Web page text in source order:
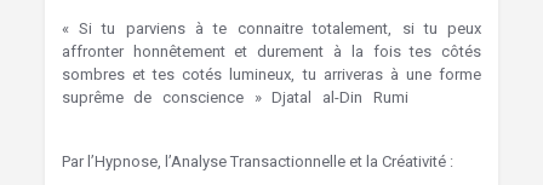
« Si tu parviens à te connaitre totalement, si tu peux
affronter honnêtement et durement à la fois tes côtés
sombres et tes cotés lumineux, tu arriveras à une forme
suprême de conscience » Djatal al-Din Rumi
Par l’Hypnose, l’Analyse Transactionnelle et la Créativité :